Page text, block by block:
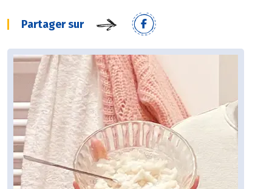
Partager sur